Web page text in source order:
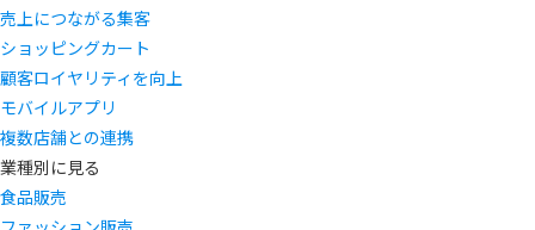
売上につながる集客
ショッピングカート
顧客ロイヤリティを向上
モバイルアプリ
複数店舗との連携
業種別に見る
食品販売